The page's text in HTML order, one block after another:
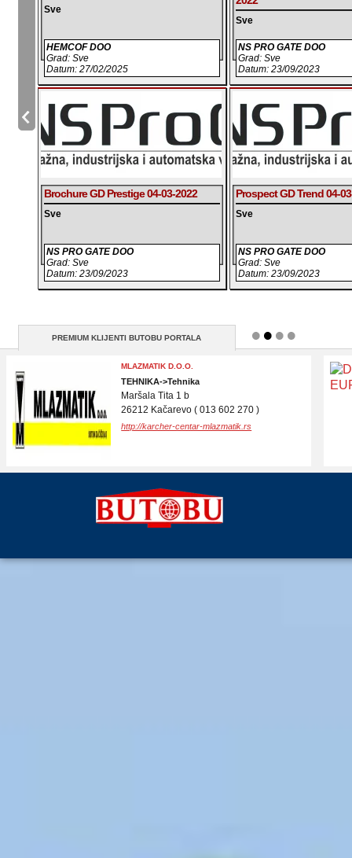
Sve
HEMCOF DOO
Grad: Sve
Datum: 27/02/2025
Sve
NS PRO GATE DOO
Grad: Sve
Datum: 23/09/2023
Brochure GD Prestige 04-03-2022
Sve
NS PRO GATE DOO
Grad: Sve
Datum: 23/09/2023
Prospect GD Trend 04-
Sve
NS PRO GATE DOO
Grad: Sve
Datum: 23/09/2023
PREMIUM KLIJENTI BUTOBU PORTALA
BRENDOTEKA
MEDIJI, MARKETING->Marketing i Internet
Marketing
Novi Sad BB
21000 Novi Sad ( Nema )